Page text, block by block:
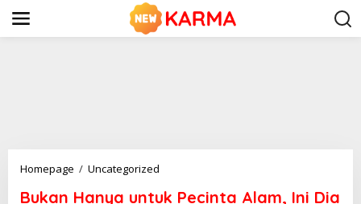
i
Homepage / Uncategorized
k
Bukan Hanya untuk Pecinta Alam, Ini Dia